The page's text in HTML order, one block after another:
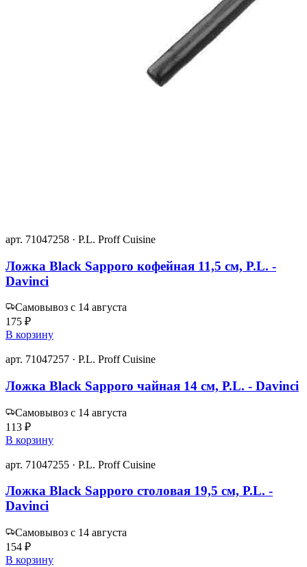
арт. 71047258 · P.L. Proff Cuisine
Ложка Black Sapporo кофейная 11,5 см, P.L. -
Davinci
Самовывоз с 14 августа
175 ₽
В корзину
арт. 71047257 · P.L. Proff Cuisine
Ложка Black Sapporo чайная 14 см, P.L. - Davinci
Самовывоз с 14 августа
113 ₽
В корзину
арт. 71047255 · P.L. Proff Cuisine
Ложка Black Sapporo столовая 19,5 см, P.L. -
Davinci
Самовывоз с 14 августа
154 ₽
В корзину